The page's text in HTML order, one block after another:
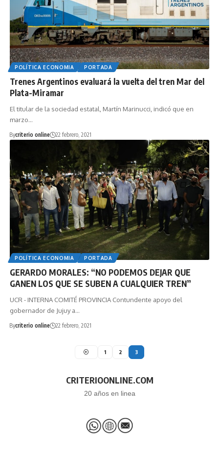
POLÍTICA ECONOMIA PORTADA
Trenes Argentinos evaluará la vuelta del tren Mar del
Plata-Miramar
El titular de la sociedad estatal, Martín Marinucci, indicó que en
marzo…
Bycriterio online 22 febrero, 2021
POLÍTICA ECONOMIA PORTADA
GERARDO MORALES: “NO PODEMOS DEJAR QUE
GANEN LOS QUE SE SUBEN A CUALQUIER TREN”
UCR - INTERNA COMITÉ PROVINCIA Contundente apoyo del
gobernador de Jujuy a…
Bycriterio online 22 febrero, 2021
1 2 3
CRITERIOONLINE.COM
20 años en linea